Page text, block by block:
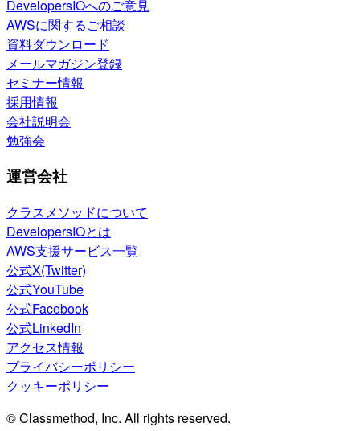
DevelopersIOへのご意見
AWSに関するご相談
資料ダウンロード
メールマガジン登録
セミナー情報
採用情報
会社説明会
勉強会
運営会社
クラスメソッドについて
DevelopersIOとは
AWS支援サービス一覧
公式X(Twitter)
公式YouTube
公式Facebook
公式LinkedIn
アクセス情報
プライバシーポリシー
クッキーポリシー
© Classmethod, Inc. All rights reserved.